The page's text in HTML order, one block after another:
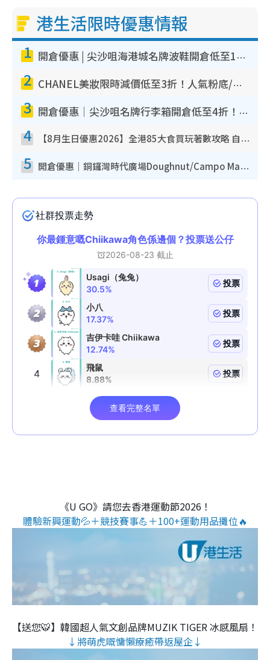
港生活限時優惠情報
1 開倉優惠 | 尖沙咀海港城名牌波鞋開倉低至1折！On鞋$899起／Joy&Peace鞋履$98起
2 CHANEL美妝限時減價低至3折！人氣粉底/唇膏/精華液低至$275！COCO香水都有平
3 開倉優惠｜尖沙咀名牌行李箱開倉低至4折！一連5日 American Tourister/ace./Hallmark $200起！
4 【8月生日優惠2026】全港85大食買玩著數攻略 自助餐/火鍋放題同行免費＋誠品/DONKI送現金券
5 開倉優惠｜銅鑼灣時代廣場Doughnut/Campo Marzio開倉低至1折！背囊、書包、手袋劈價$200起
《U GO》請您去香港運動節2026！
體驗新興運動💦＋競技賽事💪＋100+運動用品攤位🔥
【送您🐯】韓國超人氣文創品牌MUZIK TIGER 冰感風扇！
↓將萌虎嘅慵懶療癒帶返屋企↓